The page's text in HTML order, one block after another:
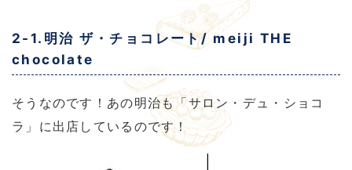
2-1.明治 ザ・チョコレート/ meiji THE
chocolate
そうなのです！あの明治も「サロン・デュ・ショコ
ラ」に出店しているのです！